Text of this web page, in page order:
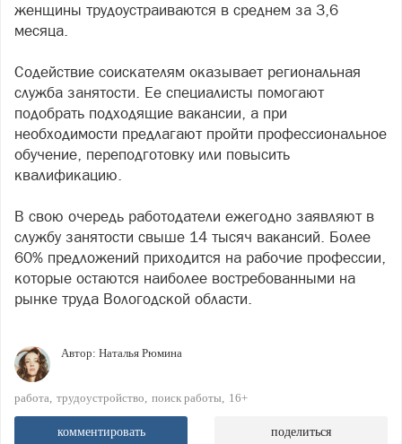
женщины трудоустраиваются в среднем за 3,6
месяца.
Содействие соискателям оказывает региональная
служба занятости. Ее специалисты помогают
подобрать подходящие вакансии, а при
необходимости предлагают пройти профессиональное
обучение, переподготовку или повысить
квалификацию.
В свою очередь работодатели ежегодно заявляют в
службу занятости свыше 14 тысяч вакансий. Более
60% предложений приходится на рабочие профессии,
которые остаются наиболее востребованными на
рынке труда Вологодской области.
Автор: Наталья Рюмина
работа трудоустройство поиск работы 16+
комментировать поделиться